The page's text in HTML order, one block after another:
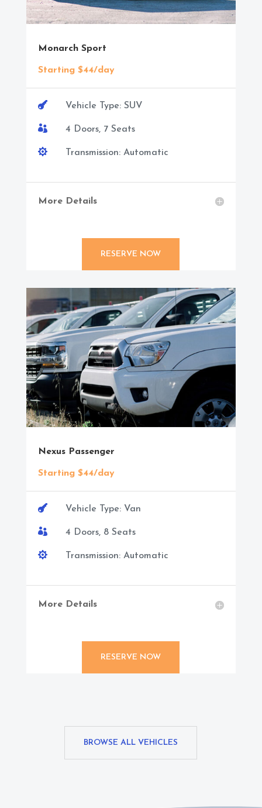
Monarch Sport
Starting $44/day
 Vehicle Type: SUV
 4 Doors, 7 Seats
 Transmission: Automatic
More Details
RESERVE NOW
Nexus Passenger
Starting $44/day
 Vehicle Type: Van
 4 Doors, 8 Seats
 Transmission: Automatic
More Details
RESERVE NOW
BROWSE ALL VEHICLES